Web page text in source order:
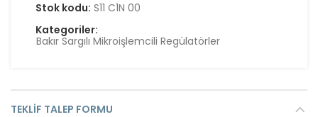
Stok kodu: S11 C1N 00
Kategoriler:
Bakır Sargılı Mikroişlemcili Regülatörler
TEKLIF TALEP FORMU